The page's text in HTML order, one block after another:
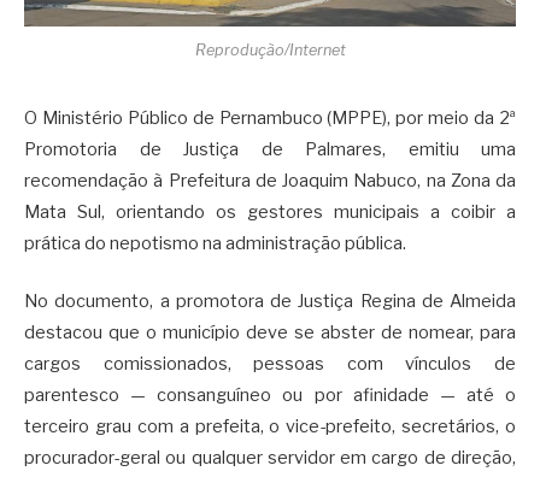
Reprodução/Internet
O Ministério Público de Pernambuco (MPPE), por meio da 2ª
Promotoria de Justiça de Palmares, emitiu uma
recomendação à Prefeitura de Joaquim Nabuco, na Zona da
Mata Sul, orientando os gestores municipais a coibir a
prática do nepotismo na administração pública.
No documento, a promotora de Justiça Regina de Almeida
destacou que o município deve se abster de nomear, para
cargos comissionados, pessoas com vínculos de
parentesco — consanguíneo ou por afinidade — até o
terceiro grau com a prefeita, o vice-prefeito, secretários, o
procurador-geral ou qualquer servidor em cargo de direção,